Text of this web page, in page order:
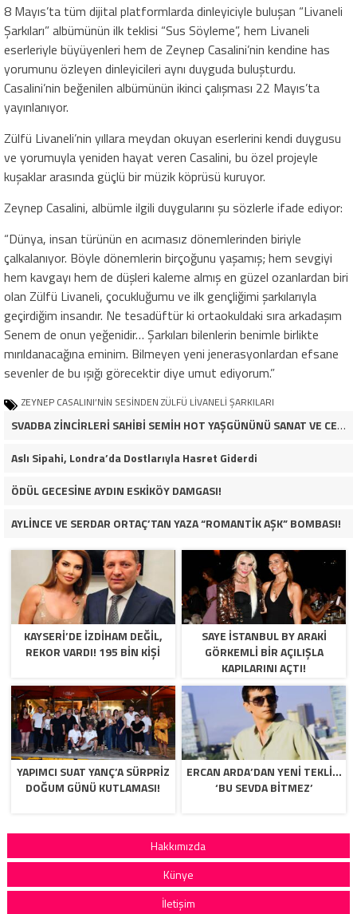
8 Mayıs’ta tüm dijital platformlarda dinleyiciyle buluşan “Livaneli
Şarkıları” albümünün ilk teklisi “Sus Söyleme”, hem Livaneli
eserleriyle büyüyenleri hem de Zeynep Casalini’nin kendine has
yorumunu özleyen dinleyicileri aynı duyguda buluşturdu.
Casalini’nin beğenilen albümünün ikinci çalışması 22 Mayıs’ta
yayınlanıyor.
Zülfü Livaneli’nin yıllara meydan okuyan eserlerini kendi duygusu
ve yorumuyla yeniden hayat veren Casalini, bu özel projeyle
kuşaklar arasında güçlü bir müzik köprüsü kuruyor.
Zeynep Casalini, albümle ilgili duygularını şu sözlerle ifade ediyor:
“Dünya, insan türünün en acımasız dönemlerinden biriyle
çalkalanıyor. Böyle dönemlerin birçoğunu yaşamış; hem sevgiyi
hem kavgayı hem de düşleri kaleme almış en güzel ozanlardan biri
olan Zülfü Livaneli, çocukluğumu ve ilk gençliğimi şarkılarıyla
geçirdiğim insandır. Ne tesadüftür ki ortaokuldaki sıra arkadaşım
Senem de onun yeğenidir… Şarkıları bilenlerin benimle birlikte
mırıldanacağına eminim. Bilmeyen yeni jenerasyonlardan efsane
sevenler de bu ışığı görecektir diye umut ediyorum.”
ZEYNEP CASALINI’NİN SESİNDEN ZÜLFÜ LİVANELİ ŞARKILARI
SVADBA ZİNCİRLERİ SAHİBİ SEMİH HOT YAŞGÜNÜNÜ SANAT VE CEMİYET DÜNYASININ ÜNLÜ İSİMLERİYLE KUTLADI!
Aslı Sipahi, Londra’da Dostlarıyla Hasret Giderdi
ÖDÜL GECESİNE AYDIN ESKİKÖY DAMGASI!
AYLİNCE VE SERDAR ORTAÇ’TAN YAZA “ROMANTİK AŞK” BOMBASI!
KAYSERİ’DE İZDİHAM DEĞİL,
REKOR VARDI! 195 BİN KİŞİ
SAYE İSTANBUL BY ARAKİ
GÖRKEMLİ BİR AÇILIŞLA
KAPILARINI AÇTI!
YAPIMCI SUAT YANÇ’A SÜRPRIZ
DOĞUM GÜNÜ KUTLAMASI!
ERCAN ARDA’DAN YENI TEKLI…
‘BU SEVDA BITMEZ’
Hakkımızda
Künye
İletişim